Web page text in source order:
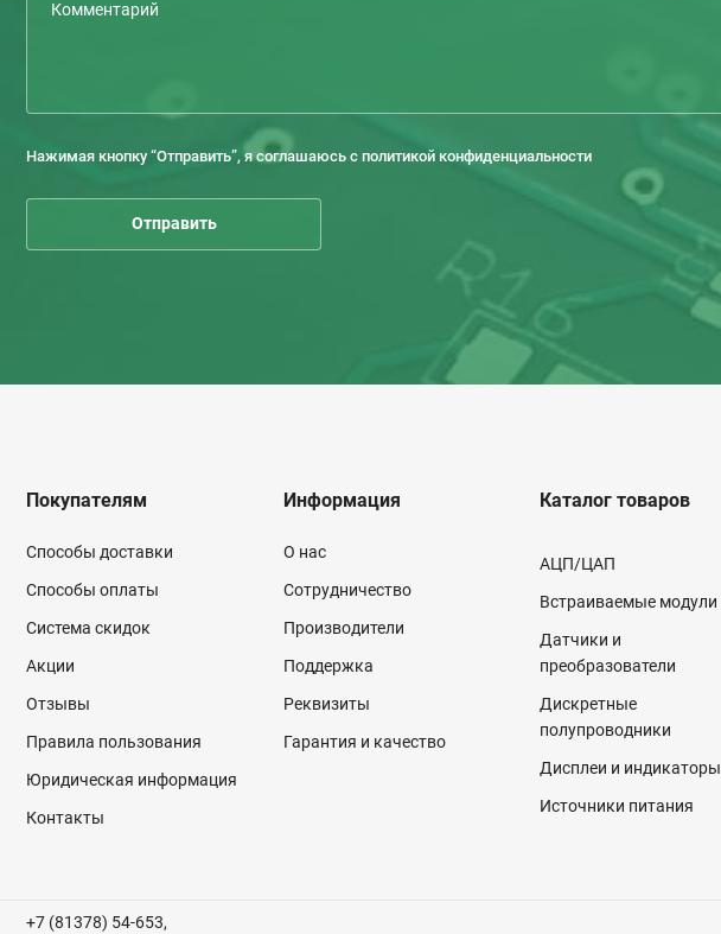
Нажимая кнопку “Отправить”, я соглашаюсь с политикой конфиденциальности
Покупателям
Способы доставки
Способы оплаты
Система скидок
Акции
Отзывы
Правила пользования
Юридическая информация
Контакты
Информация
О нас
Сотрудничество
Производители
Поддержка
Реквизиты
Гарантия и качество
Каталог товаров
АЦП/ЦАП
Встраиваемые модули
Датчики и
преобразователи
Дискретные
полупроводники
Дисплеи и индикаторы
Источники питания
+7 (81378) 54-653,